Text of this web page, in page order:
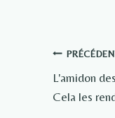
de
L'amidon
Cela les